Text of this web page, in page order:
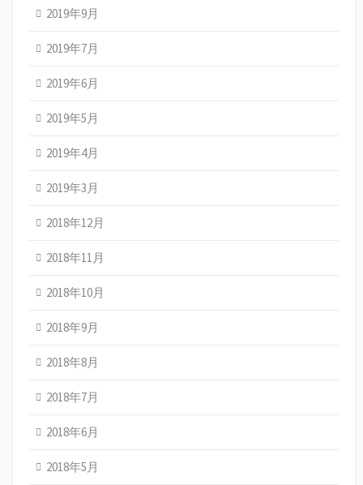
2019年9月
2019年7月
2019年6月
2019年5月
2019年4月
2019年3月
2018年12月
2018年11月
2018年10月
2018年9月
2018年8月
2018年7月
2018年6月
2018年5月